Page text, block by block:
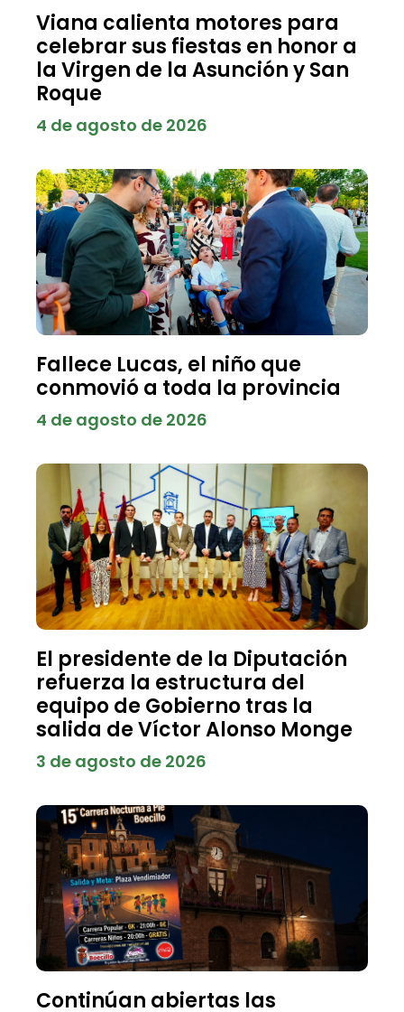
Viana calienta motores para
celebrar sus fiestas en honor a
la Virgen de la Asunción y San
Roque
4 de agosto de 2026
Fallece Lucas, el niño que
conmovió a toda la provincia
4 de agosto de 2026
El presidente de la Diputación
refuerza la estructura del
equipo de Gobierno tras la
salida de Víctor Alonso Monge
3 de agosto de 2026
Continúan abiertas las